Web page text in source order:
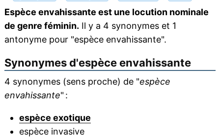
Espèce envahissante est une locution nominale
de genre féminin. Il y a 4 synonymes et 1
antonyme pour "espèce envahissante".
Synonymes d'espèce envahissante
4 synonymes (sens proche) de "espèce
envahissante" :
espèce exotique
espèce invasive